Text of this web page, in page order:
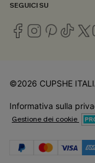
SEGUICI SU
©2026 CUPSHE
Informativa sulla
Gestione dei cookie